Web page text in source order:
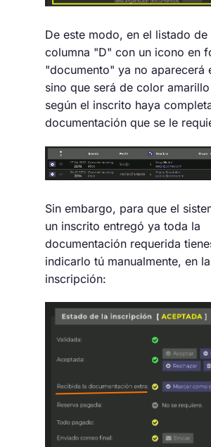
De este modo, en el listado
columna "D" con un icono en
"documento" ya no aparecerá
sino que será de color
según el inscrito haya
documentación que se le
Sin embargo, para que el
un inscrito entregó ya toda la
documentación requerida
indicarlo tú manualmente, en
inscripción: